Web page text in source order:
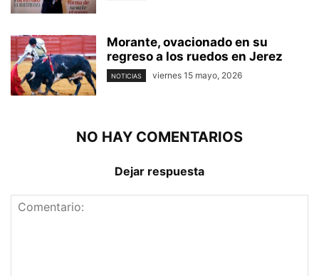
Morante, ovacionado en su
regreso a los ruedos en Jerez
NOTICIAS viernes 15 mayo, 2026
NO HAY COMENTARIOS
Dejar respuesta